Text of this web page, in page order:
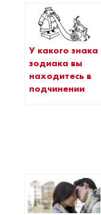
У какого знака
зодиака вы
находитесь в
подчинении